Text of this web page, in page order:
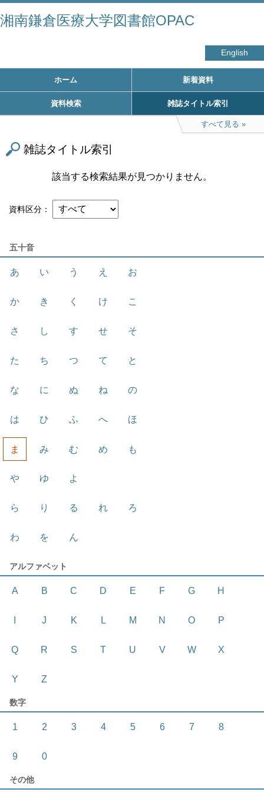
湘南鎌倉医療大学図書館OPAC
English
ホーム 新着資料
資料検索 雑誌タイトル索引
すべて見る
雑誌タイトル索引
該当する検索結果が見つかりません。
資料区分
五十音
あ い う え お
か き く け こ
さ し す せ そ
た ち つ て と
な に ぬ ね の
は ひ ふ へ ほ
ま み む め も
や ゆ よ
ら り る れ ろ
わ を ん
アルファベット
A B C D E F G H
J K L M N O P
Q R S T U V W X
Y Z
数字
1 2 3 4 5 6 7 8
9 0
その他